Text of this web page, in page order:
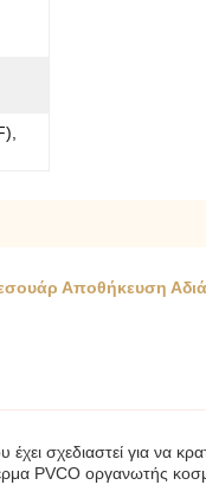
Αποθήκευση
σχεδιαστεί για να
PVCΟ οργανωτής